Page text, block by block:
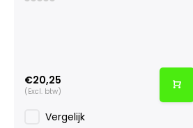
€20,25
(Excl. btw)
Vergelijk